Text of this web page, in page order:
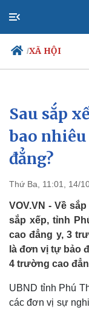
/XÃ HỘI
Chính trị
Tổ chức nhân sự
Quốc hội
Nhận diện sự thật
Sau sắp
bao
đẳng?
Thứ Ba, 11:01, 14/
VOV.VN - Về
sắp xếp, tỉnh
cao đẳng y, 3
là đơn vị tự bảo
4 trường cao
UBND tỉnh Phú
các đơn vị sự